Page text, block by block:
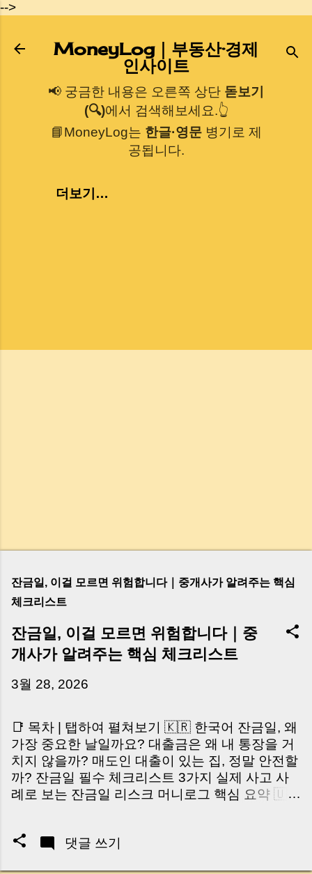
-->
기본 콘텐츠로 건너뛰기
MoneyLog｜부동산·경제
인사이트
📢 궁금한 내용은 오른쪽 상단 돋보기
(🔍)에서 검색해보세요.👆
📘MoneyLog는 한글·영문병기로 제
공됩니다.
더보기…
잔금일, 이걸 모르면 위험합니다｜중개사가 알려주는 핵심
체크리스트
잔금일, 이걸 모르면 위험합니다｜중
개사가 알려주는 핵심 체크리스트
3월 28, 2026
📑 목차 | 탭하여 펼쳐보기 🇰🇷 한국어 잔금일, 왜
가장 중요한 날일까요? 대출금은 왜 내 통장을 거
치지 않을까? 매도인 대출이 있는 집, 정말 안전할
까? 잔금일 필수 체크리스트 3가지 실제 사고 사
례로 보는 잔금일 리스크 머니로그 핵심 요약 🇺🇸
Safe If the Seller Has a Loan? 3 Must-Check
댓글 쓰기